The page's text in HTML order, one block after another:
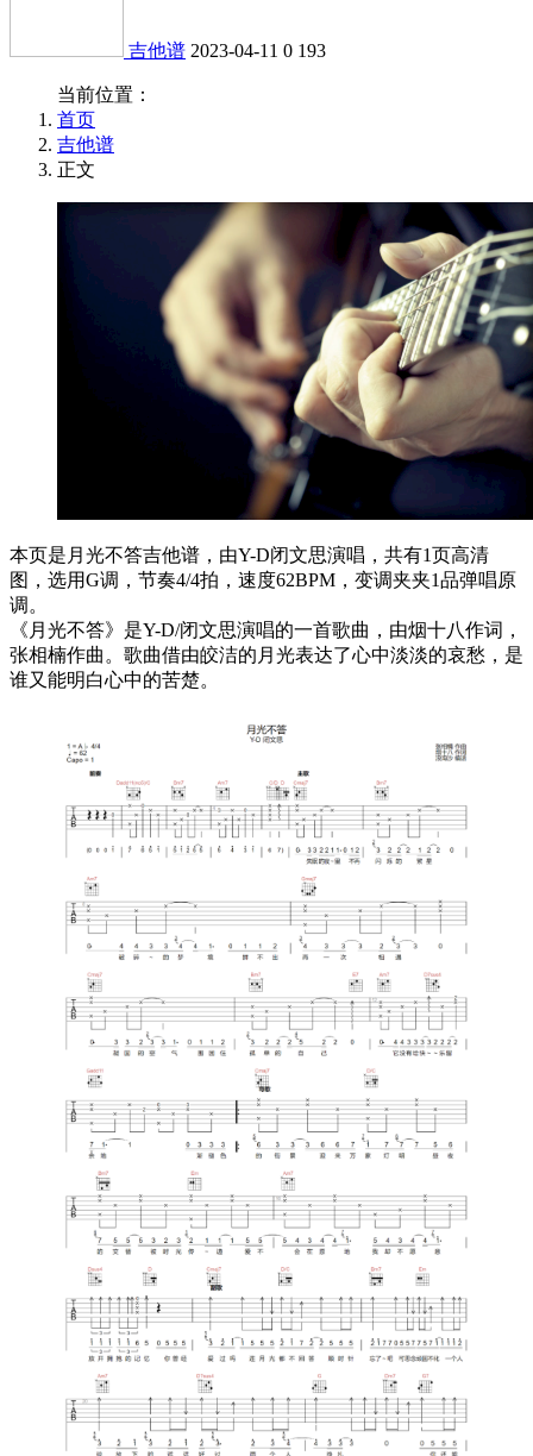
吉他谱 2023-04-11 0 193
当前位置：
首页
吉他谱
正文
本页是月光不答吉他谱，由Y-D闭文思演唱，共有1页高清
图，选用G调，节奏4/4拍，速度62BPM，变调夹夹1品弹唱原
调。
《月光不答》是Y-D/闭文思演唱的一首歌曲，由烟十八作词，
张相楠作曲。歌曲借由皎洁的月光表达了心中淡淡的哀愁，是
谁又能明白心中的苦楚。